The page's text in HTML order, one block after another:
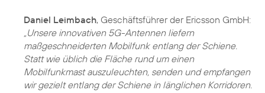
Daniel Leimbach, Geschäftsführer der Ericsson GmbH:
„Unsere innovativen 5G-Antennen liefern
maßgeschneiderten Mobilfunk entlang der Schiene.
Statt wie üblich die Fläche rund um einen
Mobilfunkmast auszuleuchten, senden und empfangen
wir gezielt entlang der Schiene in länglichen Korridoren.